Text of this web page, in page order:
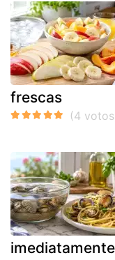
frescas
imediatamente